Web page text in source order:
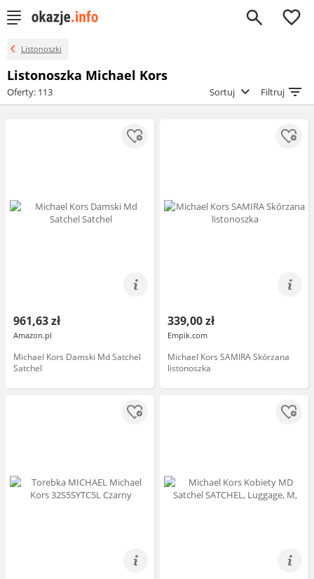
0
Listonoszki
Listonoszka Michael Kors
Oferty: 113 Sortuj Filtruj
961,63 zł
Amazon.pl
Michael Kors Damski Md Satchel
Satchel
339,00 zł
Empik.com
Michael Kors SAMIRA Skórzana
listonoszka